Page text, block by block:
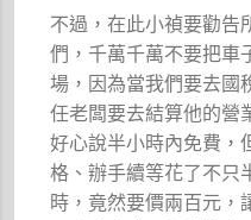
不過，在此小禎要勸告
們，千萬千萬不要把車
場，因為當我們要去國
任老闆要去結算他的營
好心說半小時內免費，
格、辦手續等花了不只
時，竟然要價兩百元，